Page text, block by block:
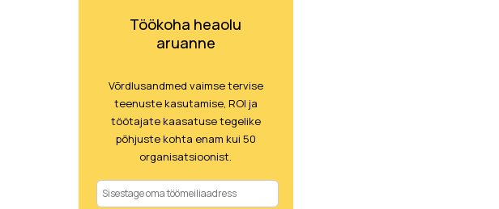
Töökoha heaolu
aruanne
Võrdlusandmed vaimse tervise
teenuste kasutamise, ROI ja
töötajate kaasatuse tegelike
põhjuste kohta enam kui 50
organisatsioonist.